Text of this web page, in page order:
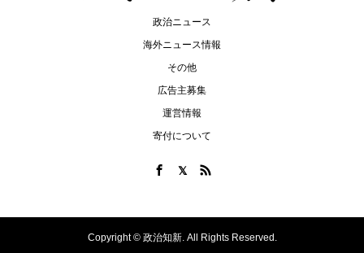
政治ニュース
海外ニュース情報
その他
広告主募集
運営情報
寄付について
Copyright ©政治知新. All Rights Reserved.